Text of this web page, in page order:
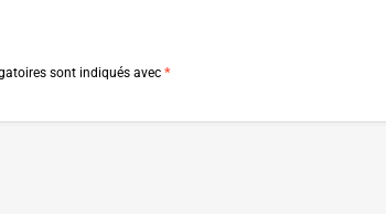
sont indiqués avec *